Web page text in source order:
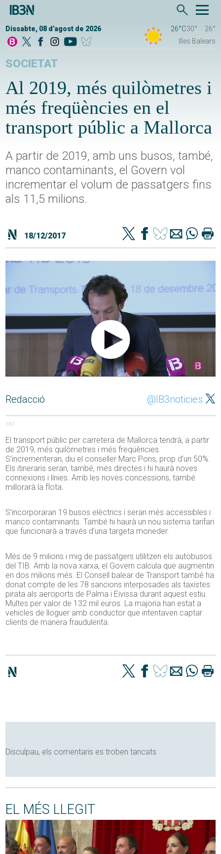
Dissabte, 08 d'agost de 2026 26°C30°
26°
Illes Balears
SOCIETAT
Al 2019, més quilòmetres i
més freqüències en el
transport públic a Mallorca
A partir de 2019, amb uns busos, també,
manco contaminants, el Govern vol
incrementar el volum de passatgers fins
als 11,5 milions.
18/12/2017
Redacció @IB3noticies
167
El transport públic per carretera de Mallorca tendrà, a partir
de 2019, més quilòmetres i més freqüències.
S’incrementeran, diu el conseller Marc Pons, prop d’un 50%.
Els itineraris seran, també, més directes i hi haurà noves
connexions i línies. Amb les noves concessions, també
millorarà la flota.
S’incorporaran 19 busos elèctrics i seran més accessibles i
manco contaminants. També hi haurà un nou sistema tarifari
que funcionarà a través d’una targeta moneder.
Més de 9 milions i mig de passatgers utilitzen els autobusos
del TIB. Amb la nova xarxa, el Govern calcula que augmentin
en dos milions més. El Consell balear de Transport també ha
donat compte de les 78 sancions interposades als taxistes
pirata als aeroports de Palma i Eivissa durant aquest estiu.
Multes per valor de 132 mil euros. La majoria han estat a
vehicles de lloguer amb conductor que intentaven captar
clients de manera fraudulenta.
Disculpau, els comentaris es troben tancats
EL MÉS LLEGIT